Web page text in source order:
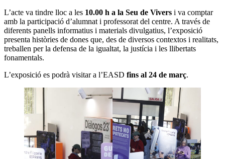
L’acte va tindre lloc a les 10.00 h a la Seu de Vivers i va comptar
amb la participació d’alumnat i professorat del centre. A través de
diferents panells informatius i materials divulgatius, l’exposició
presenta històries de dones que, des de diversos contextos i realitats,
treballen per la defensa de la igualtat, la justícia i les llibertats
fonamentals.
L’exposició es podrà visitar a l’EASD fins al 24 de març.